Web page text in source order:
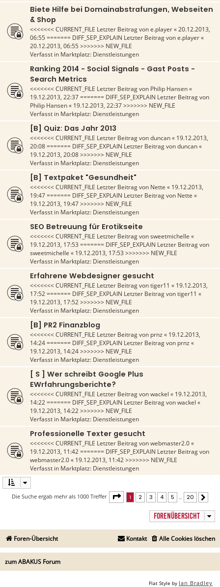
Biete Hilfe bei Domainabstrafungen, Webseiten
& Shop
<<<<<<< CURRENT_FILE Letzter Beitrag vone.player«20.12.2013,
06:55======= DIFF_SEP_EXPLAIN Letzter Beitrag vone.player«
20.12.2013, 06:55>>>>>>> NEW_FILE
Verfasst in Marktplatz: Dienstleistungen
Ranking 2014 - Social Signals - Gast Posts -
Search Metrics
<<<<<<< CURRENT_FILE Letzter Beitrag von Philip Hansen«
19.12.2013, 22:37======= DIFF_SEP_EXPLAIN Letzter Beitrag von
Philip Hansen« 19.12.2013, 22:37>>>>>>> NEW_FILE
Verfasst in Marktplatz: Dienstleistungen
[B] Quiz: Das Jahr 2013
<<<<<<< CURRENT_FILE Letzter Beitrag vonduncan« 19.12.2013,
20:08======= DIFF_SEP_EXPLAIN Letzter Beitrag vonduncan«
19.12.2013, 20:08>>>>>>> NEW_FILE
Verfasst in Marktplatz: Dienstleistungen
[B] Textpaket "Gesundheit"
<<<<<<< CURRENT_FILE Letzter Beitrag von Nette « 19.12.2013,
19:47======= DIFF_SEP_EXPLAIN Letzter Beitrag von Nette «
19.12.2013, 19:47>>>>>>> NEW_FILE
Verfasst in Marktplatz: Dienstleistungen
SEO Betreuung für Erotikseite
<<<<<<< CURRENT_FILE Letzter Beitrag vonsweetmichelle «
19.12.2013, 17:53 ======= DIFF_SEP_EXPLAIN Letzter Beitrag von
sweetmichelle « 19.12.2013, 17:53 >>>>>>> NEW_FILE
Verfasst in Marktplatz: Dienstleistungen
Erfahrene Webdesigner gesucht
<<<<<<< CURRENT_FILE Letzter Beitrag vontiger11 « 19.12.2013,
17:52======= DIFF_SEP_EXPLAIN Letzter Beitrag vontiger11 «
19.12.2013, 17:52>>>>>>> NEW_FILE
Verfasst in Marktplatz: Dienstleistungen
[B] PR2 Finanzblog
<<<<<<< CURRENT_FILE Letzter Beitrag von prnz « 19.12.2013,
14:24======= DIFF_SEP_EXPLAIN Letzter Beitrag von prnz «
19.12.2013, 14:24>>>>>>> NEW_FILE
Verfasst in Marktplatz: Dienstleistungen
[ S ] Wer schreibt Google Plus
EWrfahrungsberichte?
<<<<<<< CURRENT_FILE Letzter Beitrag vonwackel « 19.12.2013,
14:22======= DIFF_SEP_EXPLAIN Letzter Beitrag vonwackel «
19.12.2013, 14:22>>>>>>> NEW_FILE
Verfasst in Marktplatz: Dienstleistungen
Professionelle Texter gesucht
<<<<<<< CURRENT_FILE Letzter Beitrag vonwebmaster2.0«
19.12.2013, 11:42======= DIFF_SEP_EXPLAIN Letzter Beitrag von
webmaster2.0« 19.12.2013, 11:42>>>>>>> NEW_FILE
Verfasst in Marktplatz: Dienstleistungen
Die Suche ergab mehr als 1000 Treffer Seite von20
1 2 3 4 5 … 20
FORENÜBERSICHT
Foren-Übersicht Alle Cookies löschen
Kontakt
zum ABAKUS Forum
Flat Style by Ian Bradley